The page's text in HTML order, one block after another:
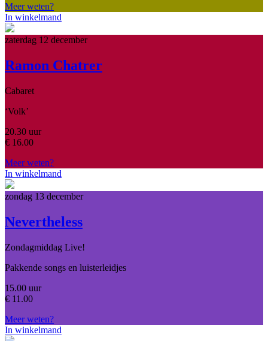
Meer weten?
In winkelmand
zaterdag 12 december
Ramon Chatrer
Cabaret
‘Volk’
20.30 uur
€ 16.00
Meer weten?
In winkelmand
zondag 13 december
Nevertheless
Zondagmiddag Live!
Pakkende songs en luisterleidjes
15.00 uur
€ 11.00
Meer weten?
In winkelmand